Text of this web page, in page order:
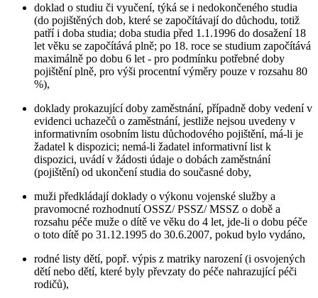
doklad o studiu či vyučení, týká se i nedokončeného studia
(do pojištěných dob, které se započítávají do důchodu, totiž
patří i doba studia; doba studia před 1.1.1996 do dosažení 18
let věku se započítává plně; po 18. roce se studium započítává
maximálně po dobu 6 let - pro podmínku potřebné doby
pojištění plně, pro výši procentní výměry pouze v rozsahu 80
%),
doklady prokazující doby zaměstnání, případně doby vedení v
evidenci uchazečů o zaměstnání, jestliže nejsou uvedeny v
informativním osobním listu důchodového pojištění, má-li je
žadatel k dispozici; nemá-li žadatel informativní list k
dispozici, uvádí v žádosti údaje o dobách zaměstnání
(pojištění) od ukončení studia do současné doby,
muži předkládají doklady o výkonu vojenské služby a
pravomocné rozhodnutí OSSZ/ PSSZ/ MSSZ o době a
rozsahu péče muže o dítě ve věku do 4 let, jde-li o dobu péče
o toto dítě po 31.12.1995 do 30.6.2007, pokud bylo vydáno,
rodné listy dětí, popř. výpis z matriky narození (i osvojených
dětí nebo dětí, které byly převzaty do péče nahrazující péči
rodičů),